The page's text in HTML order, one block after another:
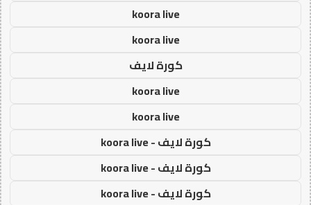
koora live
koora live
كورة لايف
koora live
koora live
كورة لايف - koora live
كورة لايف - koora live
كورة لايف - koora live